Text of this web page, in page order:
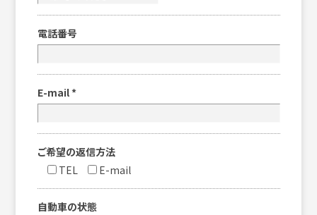
電話番号
E-mail *
ご希望の返信方法
TEL
E-mail
自動車の状態